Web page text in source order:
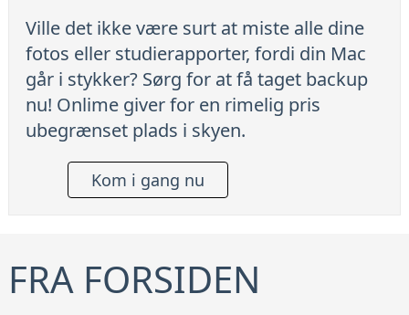
Ville det ikke være surt at miste alle dine
fotos eller studierapporter, fordi din Mac
går i stykker? Sørg for at få taget backup
nu! Onlime giver for en rimelig pris
ubegrænset plads i skyen.
Kom i gang nu
FRA FORSIDEN